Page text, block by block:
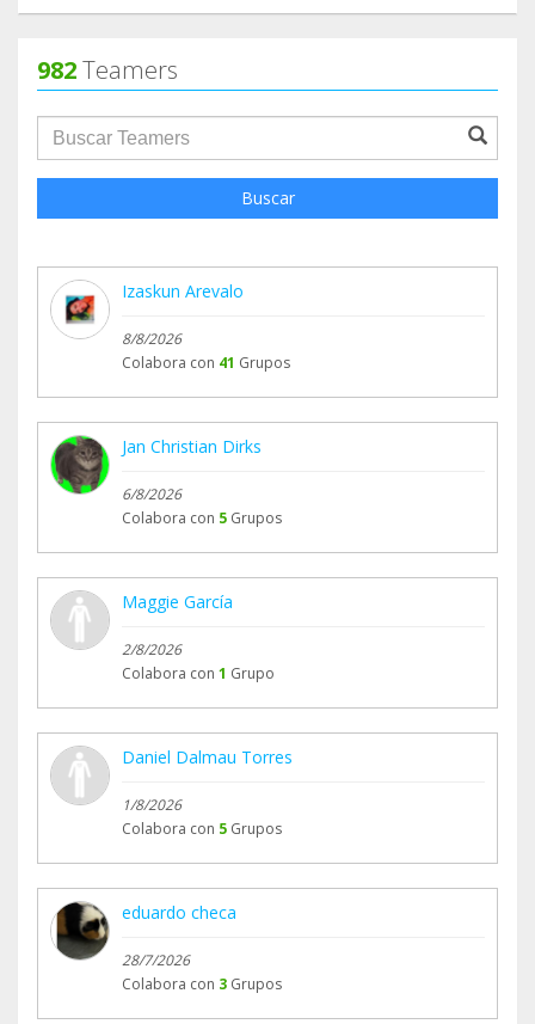
982Teamers
groupProfile.searchForm.search.text???
Buscar
Izaskun Arevalo
8/8/2026
Colabora con 41 Grupos
Jan Christian Dirks
6/8/2026
Colabora con 5 Grupos
Maggie García
2/8/2026
Colabora con 1 Grupo
Daniel Dalmau Torres
1/8/2026
Colabora con 5 Grupos
eduardo checa
28/7/2026
Colabora con 3 Grupos